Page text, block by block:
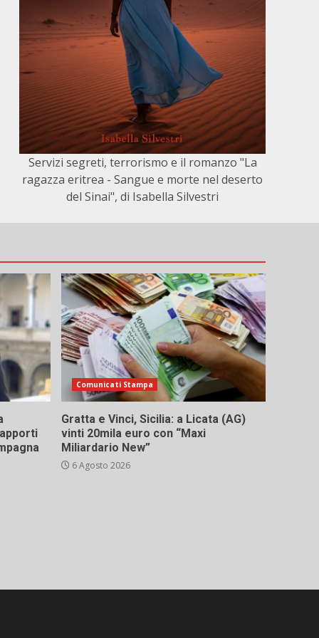
Servizi segreti, terrorismo e il romanzo "La
ragazza eritrea - Sangue e morte nel deserto
del Sinai", di Isabella Silvestri
Comunicati Stampa
Gratta e Vinci, Sicilia: a Licata (AG)
vinti 20mila euro con “Maxi
Miliardario New”
6 Agosto 2026